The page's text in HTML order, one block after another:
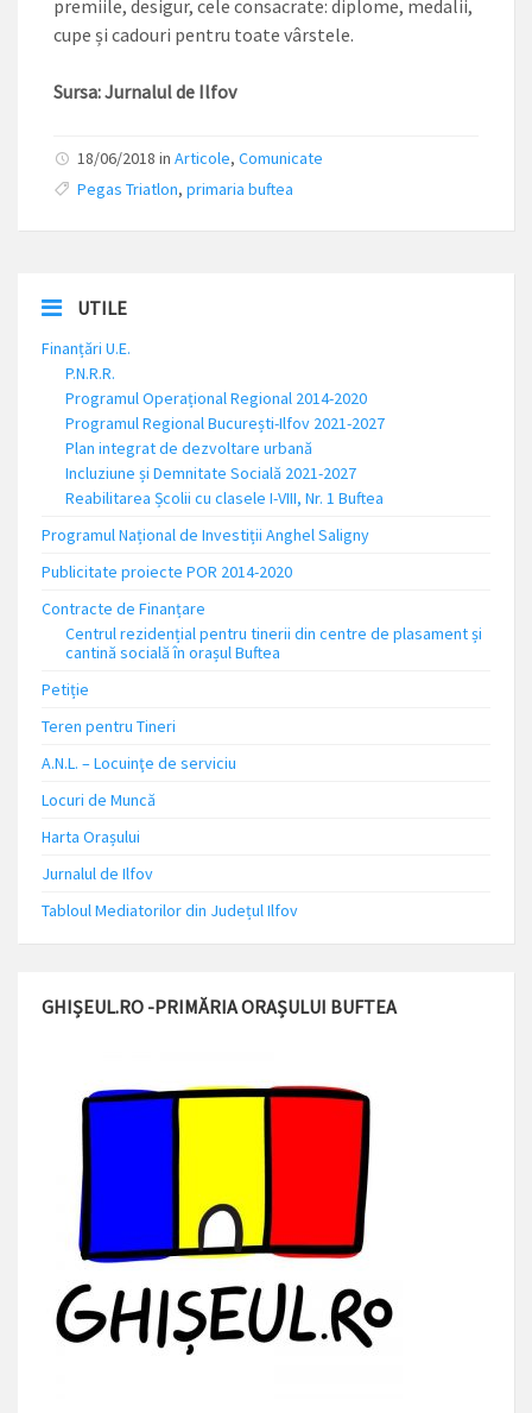
premiile, desigur, cele consacrate: diplome, medalii,
cupe și cadouri pentru toate vârstele.
Sursa: Jurnalul de Ilfov
18/06/2018 in Articole, Comunicate
Pegas Triatlon, primaria buftea
UTILE
Finanțări U.E.
P.N.R.R.
Programul Operațional Regional 2014-2020
Programul Regional București-Ilfov 2021-2027
Plan integrat de dezvoltare urbană
Incluziune și Demnitate Socială 2021-2027
Reabilitarea Școlii cu clasele I-VIII, Nr. 1 Buftea
Programul Național de Investiții Anghel Saligny
Publicitate proiecte POR 2014-2020
Contracte de Finanțare
Centrul rezidențial pentru tinerii din centre de plasament și
cantină socială în orașul Buftea
Petiție
Teren pentru Tineri
A.N.L. – Locuinţe de serviciu
Locuri de Muncă
Harta Orașului
Jurnalul de Ilfov
Tabloul Mediatorilor din Județul Ilfov
GHIȘEUL.RO -PRIMĂRIA ORAȘULUI BUFTEA